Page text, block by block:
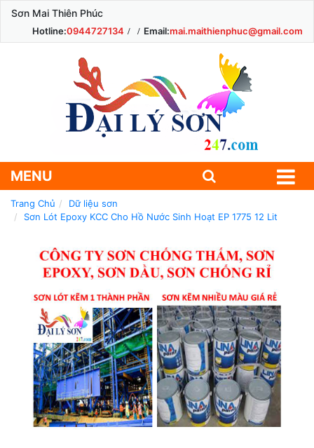
Sơn Mai Thiên Phúc
Hotline:0944727134 Email:mai.maithienphuc@gmail.com
MENU
Trang Chủ
Dữ liệu sơn
Sơn Lót Epoxy KCC Cho Hồ Nước Sinh Hoạt EP 1775 12 Lit